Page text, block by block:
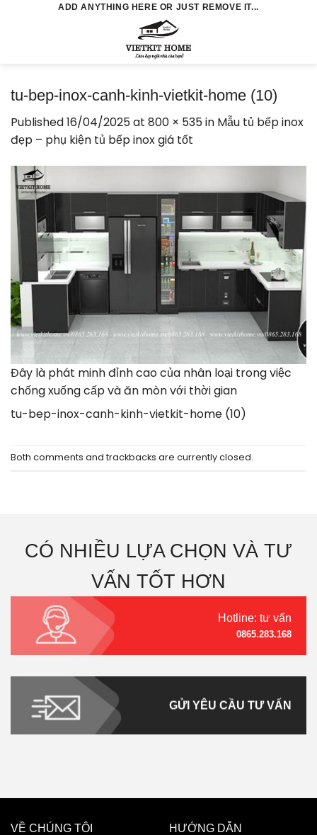
ADD ANYTHING HERE OR JUST REMOVE IT...
tu-bep-inox-canh-kinh-vietkit-home (10)
Published16/04/2025at 800 × 535in Mẫu tủ bếp inox
đẹp – phụ kiện tủ bếp inox giá tốt
Đây là phát minh đỉnh cao của nhân loại trong việc
chống xuống cấp và ăn mòn với thời gian
tu-bep-inox-canh-kinh-vietkit-home (10)
Both comments and trackbacks are currently closed.
CÓ NHIỀU LỰA CHỌN VÀ TƯ
VẤN TỐT HƠN
Hotline: tư vấn
0865.283.168
GỬI YÊU CẦU TƯ VẤN
VỀ CHÚNG TÔI
HƯỚNG DẪN